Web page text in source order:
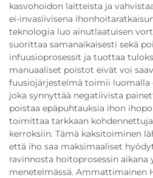
kasvohoidon laitteista ja
ei-invasiivisena
teknologia luo ainutlaatuisen
suorittaa samanaikaisesti sekä
infuusioprosessit ja tuottaa
manuaaliset poistot eivät voi
fuusiojärjestelmä toimii luomalla
joka synnyttää negatiivista
poistaa epäpuhtauksia ihon
toimittaa tarkkaan
kerroksiin. Tämä kaksitoiminen
että iho saa maksimaaliset
ravinnosta hoitoprosessin aikana
menetelmässä. Ammattimainen